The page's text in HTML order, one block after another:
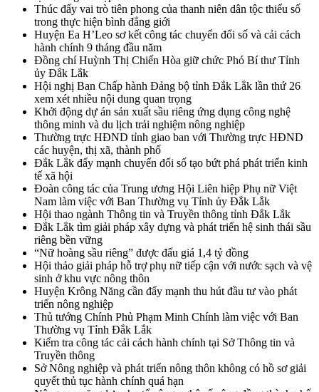
Thúc đẩy vai trò tiên phong của thanh niên dân tộc thiểu số
trong thực hiện bình đẳng giới
Huyện Ea H’Leo sơ kết công tác chuyển đổi số và cải cách
hành chính 9 tháng đầu năm
Đồng chí Huỳnh Thị Chiến Hòa giữ chức Phó Bí thư Tỉnh
ủy Đắk Lắk
Hội nghị Ban Chấp hành Đảng bộ tỉnh Đắk Lắk lần thứ 26
xem xét nhiều nội dung quan trọng
Khởi động dự án sản xuất sầu riêng ứng dụng công nghệ
thông minh và du lịch trải nghiệm nông nghiệp
Thường trực HĐND tỉnh giao ban với Thường trực HĐND
các huyện, thị xã, thành phố
Đắk Lắk đẩy mạnh chuyển đổi số tạo bứt phá phát triển kinh
tế xã hội
Đoàn công tác của Trung ương Hội Liên hiệp Phụ nữ Việt
Nam làm việc với Ban Thường vụ Tỉnh ủy Đắk Lắk
Hội thao ngành Thông tin và Truyền thông tỉnh Đắk Lắk
Đắk Lắk tìm giải pháp xây dựng và phát triển hệ sinh thái sầu
riêng bền vững
“Nữ hoàng sầu riêng” được đấu giá 1,4 tỷ đồng
Hội thảo giải pháp hỗ trợ phụ nữ tiếp cận với nước sạch và vệ
sinh ở khu vực nông thôn
Huyện Krông Năng cần đẩy mạnh thu hút đầu tư vào phát
triển nông nghiệp
Thủ tướng Chính Phủ Phạm Minh Chính làm việc với Ban
Thường vụ Tỉnh Đắk Lắk
Kiểm tra công tác cải cách hành chính tại Sở Thông tin và
Truyền thông
Sở Nông nghiệp và phát triển nông thôn không có hồ sơ giải
quyết thủ tục hành chính quá hạn